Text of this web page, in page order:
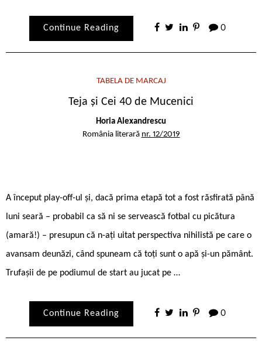
Continue Reading 0
TABELA DE MARCAJ
Teja și Cei 40 de Mucenici
Horia Alexandrescu
România literară nr. 12/2019
A început play-off-ul și, dacă prima etapă tot a fost răsfirată până
luni seară – probabil ca să ni se servească fotbal cu picătura
(amară!) – presupun că n-ați uitat perspectiva nihilistă pe care o
avansam deunăzi, când spuneam că toți sunt o apă și-un pământ.
Trufașii de pe podiumul de start au jucat pe …
Continue Reading 0